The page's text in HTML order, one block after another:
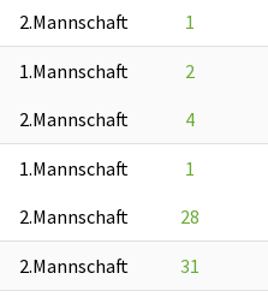
2.Mannschaft
1
1.Mannschaft 2
2.Mannschaft
4
1.Mannschaft 1
2.Mannschaft
28
2.Mannschaft 31